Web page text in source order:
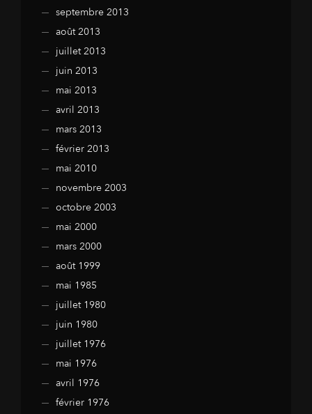
septembre 2013
août 2013
juillet 2013
juin 2013
mai 2013
avril 2013
mars 2013
février 2013
mai 2010
novembre 2003
octobre 2003
mai 2000
mars 2000
août 1999
mai 1985
juillet 1980
juin 1980
juillet 1976
mai 1976
avril 1976
février 1976